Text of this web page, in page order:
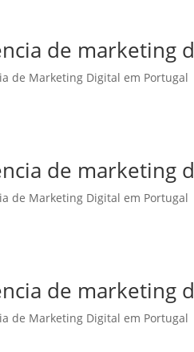
de marketing
de Marketing Digital em Portugal
de marketing
de Marketing Digital em Portugal
de marketing
de Marketing Digital em Portugal